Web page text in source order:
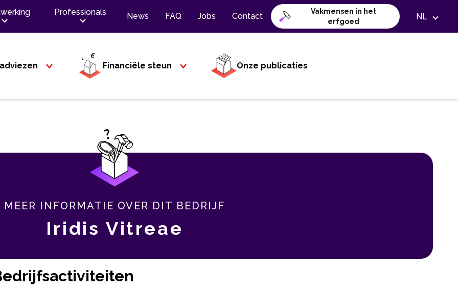
Professionals News FAQ Jobs Contact
Vakmensen in het
erfgoed
NL
Financiële steun Onze publicaties
MEER INFORMATIE OVER DIT BEDRIJF
Iridis Vitreae